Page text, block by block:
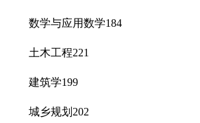
数学与应用数学184
土木工程221
建筑学199
城乡规划202